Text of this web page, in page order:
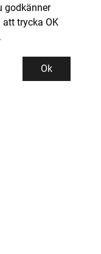
godkänner
trycka OK
Ok